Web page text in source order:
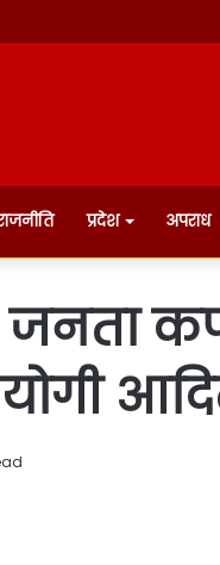
प्रदेश अपराध